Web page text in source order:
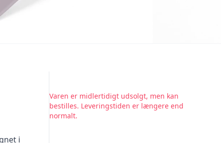
i
Varen er midlertidigt udsolgt, men kan
bestilles. Leveringstiden er længere end
normalt.